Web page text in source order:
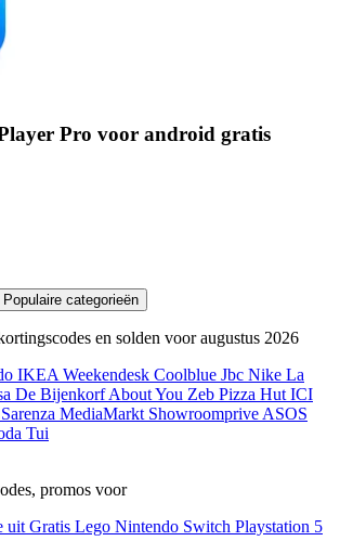
Pro voor android gratis
Populaire categorieën
en solden voor augustus 2026
IKEA Weekendesk Coolblue Jbc Nike La
De BijenkorfAbout You Zeb Pizza Hut ICI
Sarenza MediaMarkt Showroomprive ASOS
Tui
promos voor
uit Gratis Lego Nintendo Switch Playstation 5